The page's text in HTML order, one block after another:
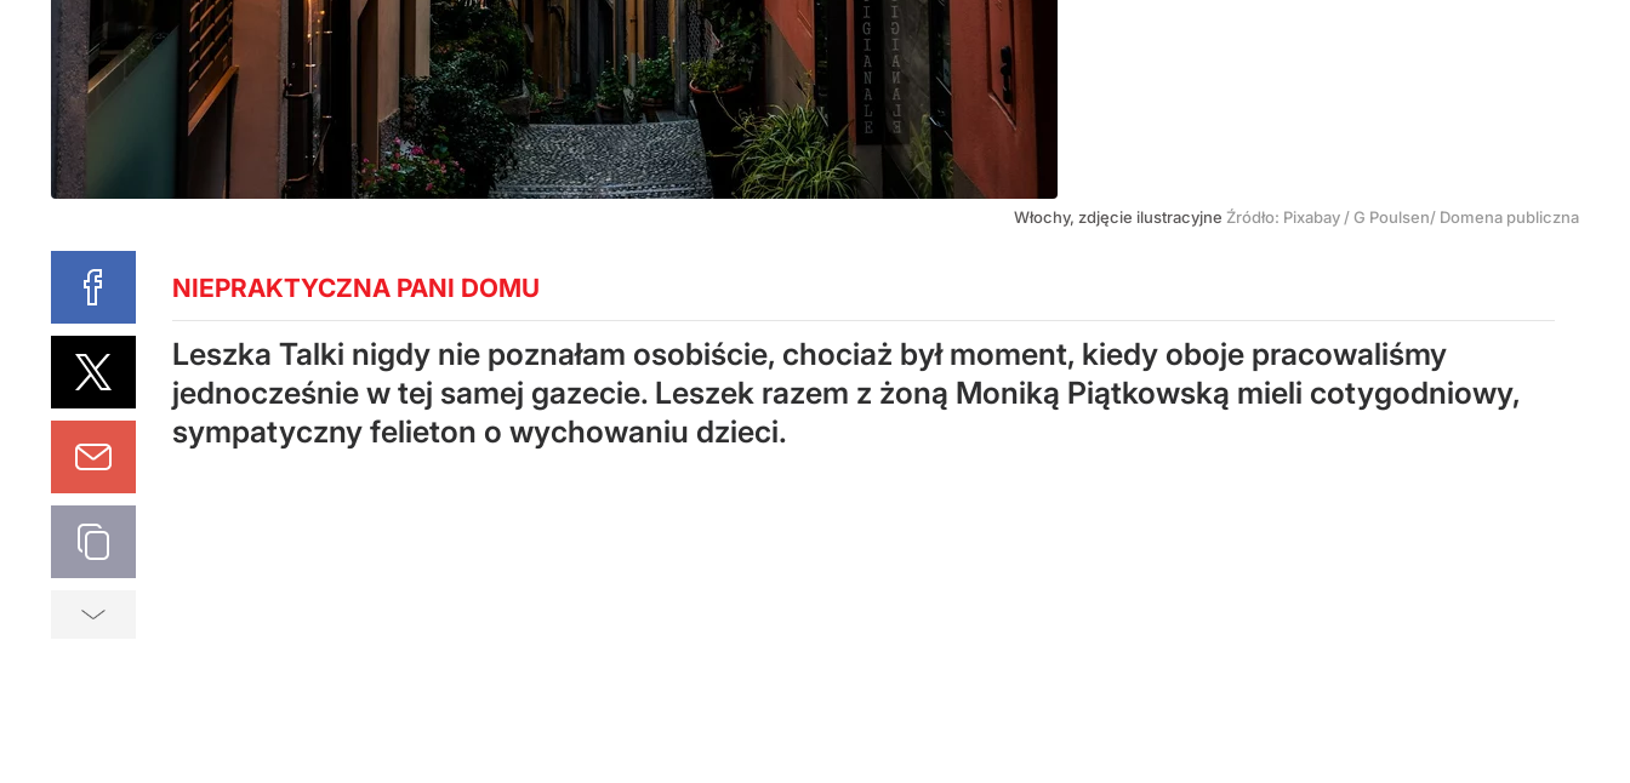
Włochy, zdjęcie ilustracyjne Źródło: Pixabay /G Poulsen/ Domena publiczna
NIEPRAKTYCZNA PANI DOMU
Leszka Talki nigdy nie poznałam osobiście, chociaż był moment, kiedy oboje pracowaliśmy
jednocześnie w tej samej gazecie. Leszek razem z żoną Moniką Piątkowską mieli cotygodniowy,
sympatyczny felieton o wychowaniu dzieci.